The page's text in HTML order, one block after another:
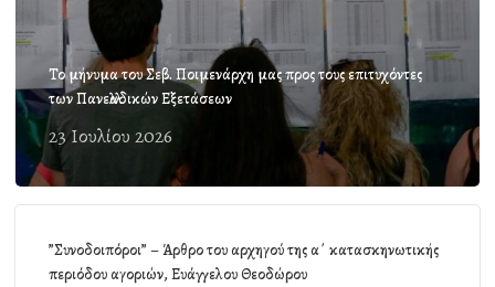
Το μήνυμα του Σεβ. Ποιμενάρχη μας προς τους επιτυχόντες
των Πανελλαδικών Εξετάσεων
23 Ιουλίου 2026
”Συνοδοιπόροι” – Άρθρο του αρχηγού της α΄ κατασκηνωτικής
περιόδου αγοριών, Ευάγγελου Θεοδώρου